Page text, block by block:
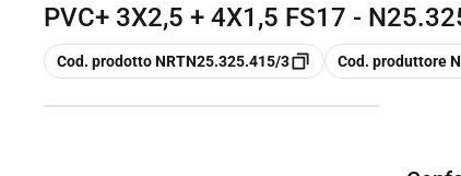
PVC+ 3X2,5 + 4X1,5 FS17 -
copia
Cod. prodotto NRTN25.325.415/3 copia
Cod. produttore